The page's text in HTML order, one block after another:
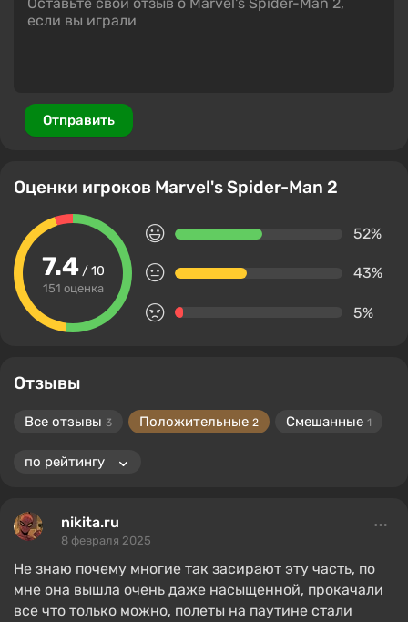
Отправить
Оценки игроков Marvel's Spider-Man 2
7.4/ 10
151 оценка
52%
43%
5%
Отзывы
Все отзывы 3 Положительные 2 Смешанные 1
nikita.ru
8 февраля 2025
Не знаю почему многие так засирают эту часть, по
мне она вышла очень даже насыщенной, прокачали
все что только можно, полеты на паутине стали